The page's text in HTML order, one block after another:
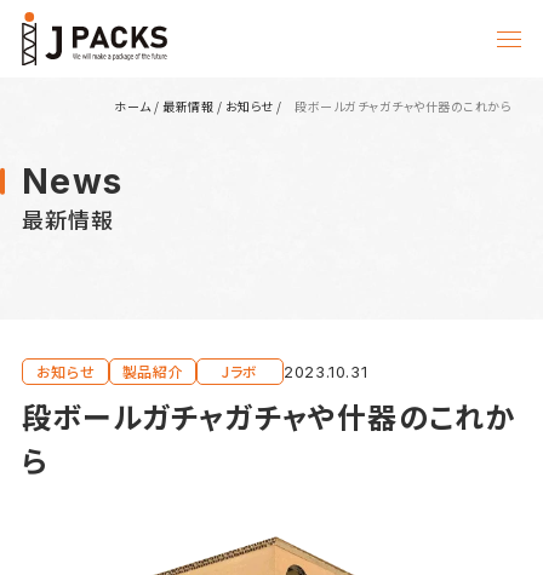
ホーム/最新情報 / お知らせ / 段ボールガチャガチャや什器のこれから
News
最新情報
お知らせ 製品紹介 Jラボ 2023.10.31
段ボールガチャガチャや什器のこれか
ら